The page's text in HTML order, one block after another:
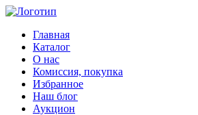
Главная
Каталог
О нас
Комиссия, покупка
Избранное
Наш блог
Аукцион